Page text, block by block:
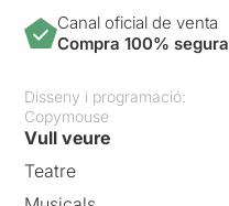
Canal oficial de venta
Compra 100% segura
Disseny i programació:
Copymouse
Vull veure
Teatre